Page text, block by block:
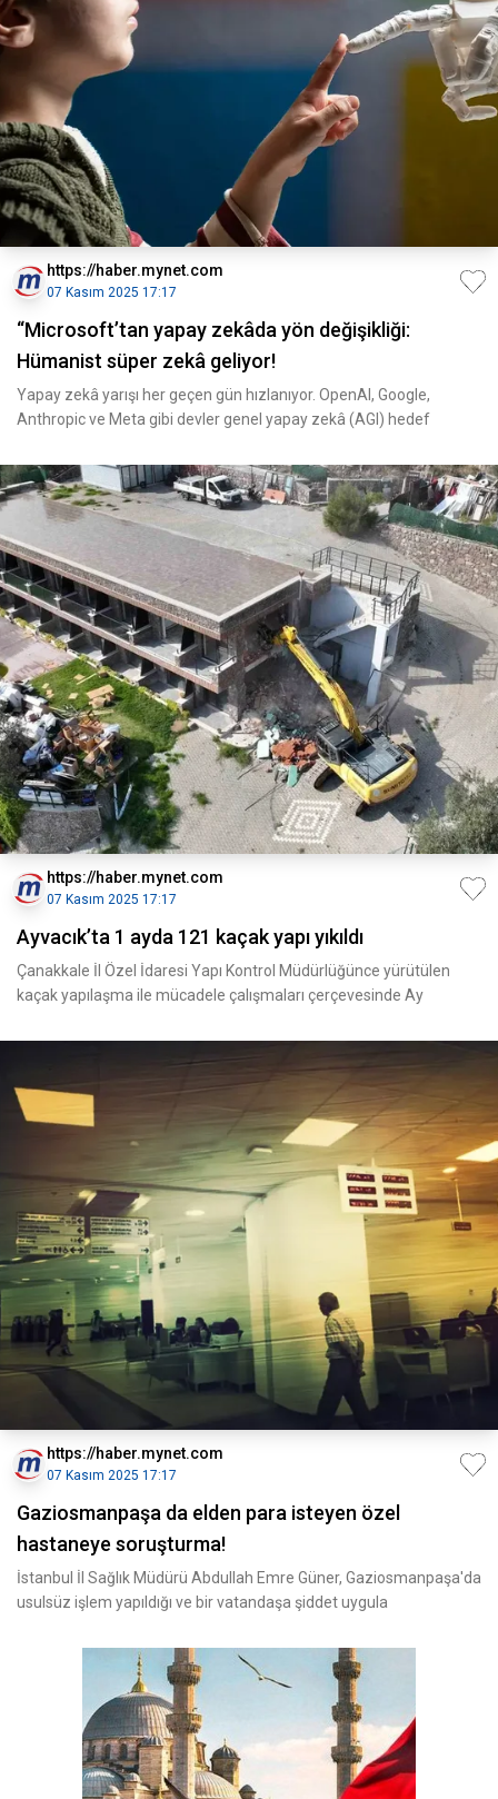
https://haber.mynet.com
07 Kasım 2025 17:17
“Microsoft’tan yapay zekâda yön değişikliği:
Hümanist süper zekâ geliyor!
Yapay zekâ yarışı her geçen gün hızlanıyor. OpenAI, Google,
Anthropic ve Meta gibi devler genel yapay zekâ (AGI) hedef
https://haber.mynet.com
07 Kasım 2025 17:17
Ayvacık’ta 1 ayda 121 kaçak yapı yıkıldı
Çanakkale İl Özel İdaresi Yapı Kontrol Müdürlüğünce yürütülen
kaçak yapılaşma ile mücadele çalışmaları çerçevesinde Ay
https://haber.mynet.com
07 Kasım 2025 17:17
Gaziosmanpaşa da elden para isteyen özel
hastaneye soruşturma!
İstanbul İl Sağlık Müdürü Abdullah Emre Güner, Gaziosmanpaşa'da
usulsüz işlem yapıldığı ve bir vatandaşa şiddet uygula